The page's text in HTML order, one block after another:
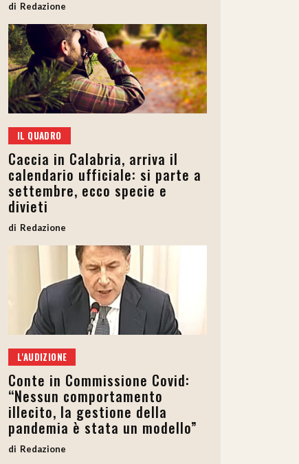
Redazione
IL QUADRO
Caccia in Calabria, arriva il
calendario ufficiale: si parte a
settembre, ecco specie e
divieti
Redazione
L'AUDIZIONE
Conte in Commissione Covid:
“Nessun comportamento
illecito, la gestione della
pandemia è stata un modello”
Redazione